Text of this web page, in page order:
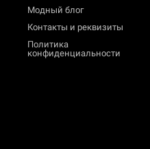
Модный блог
Контакты и реквизиты
Политика
конфиденциальности